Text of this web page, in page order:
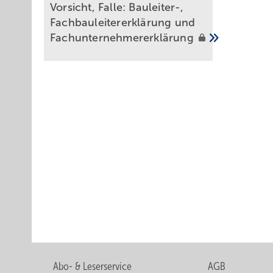
Vo rsicht, Falle: Bauleiter-,
Fachbauleitererklärung und
Fachunternehmererklärung
Abo- & Leserservice AGB